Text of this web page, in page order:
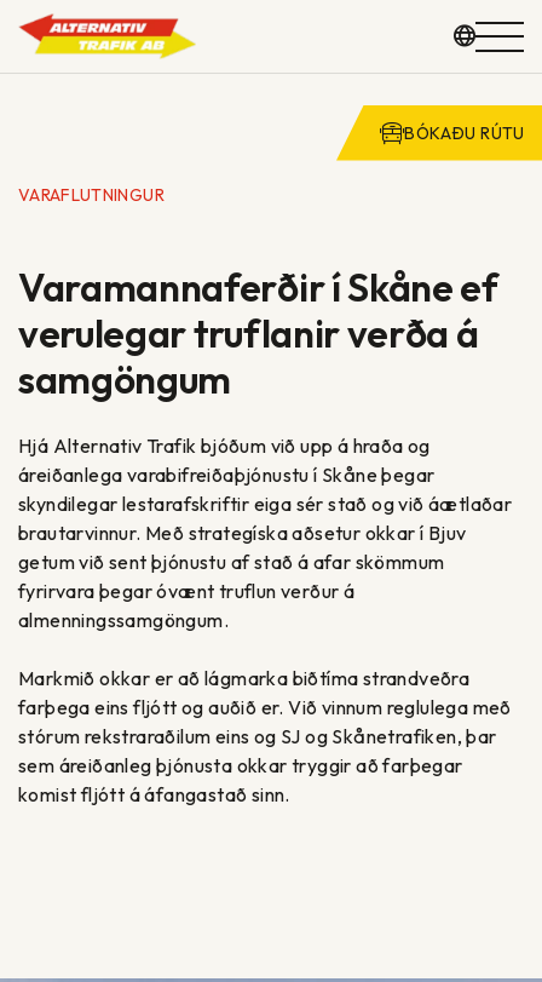
FLOTI
UM OKKUR
HAFÐU SAMBAND
VARAFLUTNINGUR
Varamannaferðir í Skåne ef
verulegar truflanir verða á
samgöngum
Hjá Alternativ Trafik bjóðum við upp á hraða og
áreiðanlega varabifreiðaþjónustu í Skåne þegar
skyndilegar lestarafskriftir eiga sér stað og við áætlaðar
brautarvinnur. Með strategíska aðsetur okkar í Bjuv
getum við sent þjónustu af stað á afar skömmum
fyrirvara þegar óvænt truflun verður á
almenningssamgöngum.
Markmið okkar er að lágmarka biðtíma strandveðra
farþega eins fljótt og auðið er. Við vinnum reglulega með
stórum rekstraraðilum eins og SJ og Skånetrafiken, þar
sem áreiðanleg þjónusta okkar tryggir að farþegar
komist fljótt á áfangastað sinn.
BÓKAÐU RÚTU